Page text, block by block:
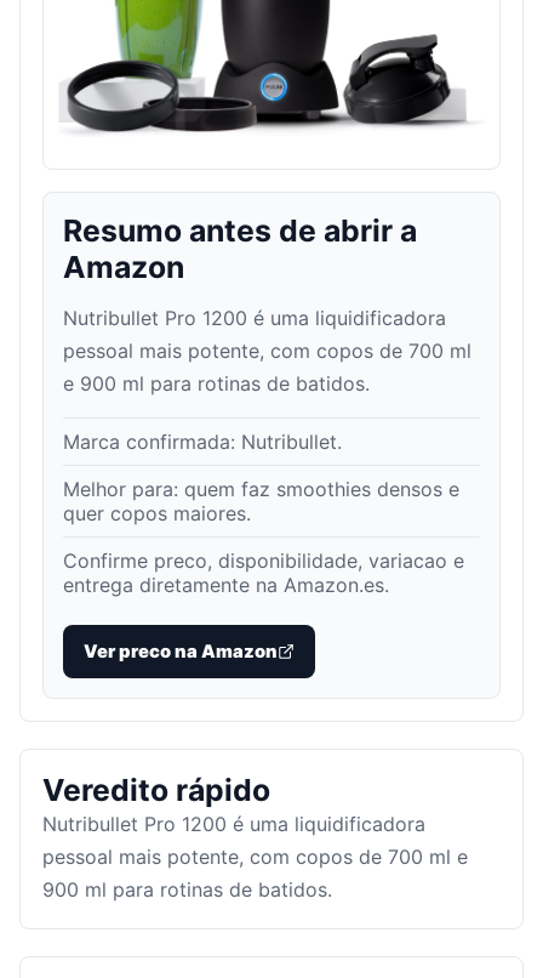
Resumo antes de abrir a
Amazon
Nutribullet Pro 1200 é uma liquidificadora
pessoal mais potente, com copos de 700 ml
e 900 ml para rotinas de batidos.
Marca confirmada: Nutribullet.
Melhor para: quem faz smoothies densos e
quer copos maiores.
Confirme preco, disponibilidade, variacao e
entrega diretamente na Amazon.es.
Ver preco na Amazon
Veredito rápido
Nutribullet Pro 1200 é uma liquidificadora
pessoal mais potente, com copos de 700 ml e
900 ml para rotinas de batidos.